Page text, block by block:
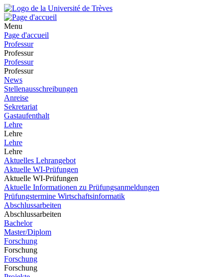
Menu
Page d'accueil
Professur
Professur
Professur
Professur
News
Stellenausschreibungen
Anreise
Sekretariat
Gastaufenthalt
Lehre
Lehre
Lehre
Lehre
Aktuelles Lehrangebot
Aktuelle WI-Prüfungen
Aktuelle WI-Prüfungen
Aktuelle Informationen zu Prüfungsanmeldungen
Prüfungstermine Wirtschaftsinformatik
Abschlussarbeiten
Abschlussarbeiten
Bachelor
Master/Diplom
Forschung
Forschung
Forschung
Forschung